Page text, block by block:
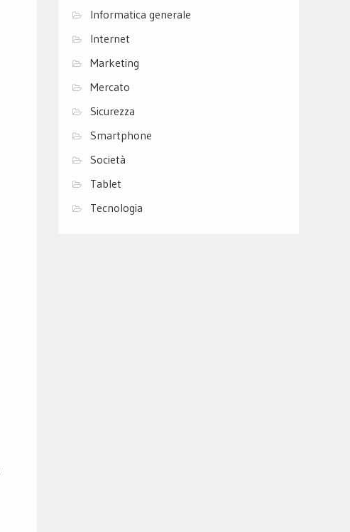
Informatica generale
Internet
Marketing
Mercato
Sicurezza
Smartphone
Società
Tablet
Tecnologia